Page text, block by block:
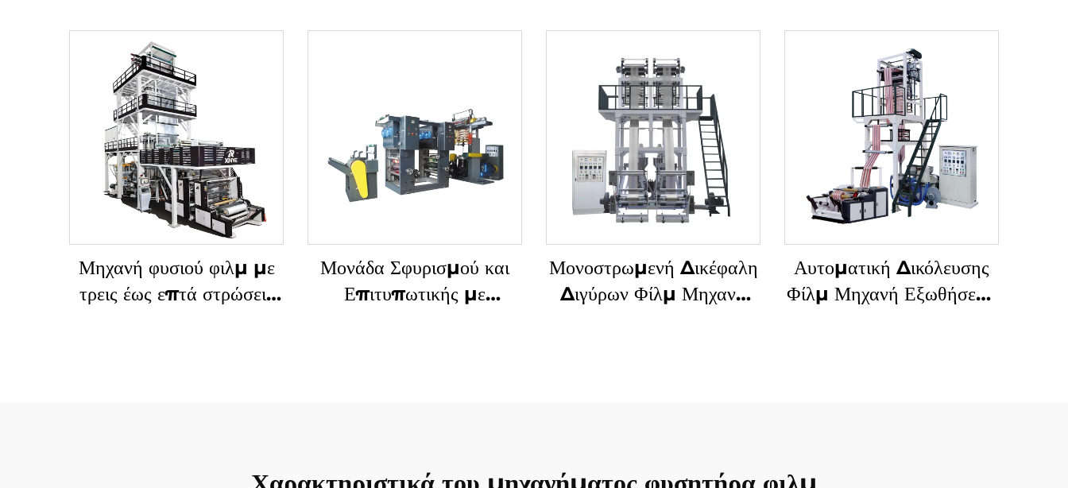
Μηχανή φυσιού φιλμ με
τρεις έως επτά στρώσεις
Μονάδα Σφυρισμού και
Επιτυπωτικής με
Μονοστρωμενή Δικέφαλη
Διγύρων Φίλμ Μηχανή
Αυτοματική Δικόλευσης
Φίλμ Μηχανή Εξωθήσεως